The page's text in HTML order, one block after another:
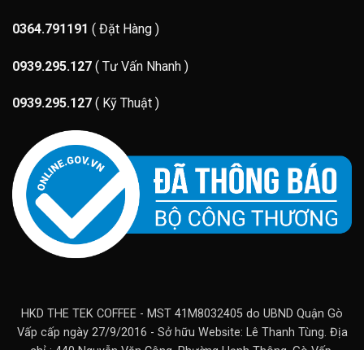
0364.791191 ( Đặt Hàng )
0939.295.127 ( Tư Vấn Nhanh )
0939.295.127 ( Kỹ Thuật )
HKD THE TEK COFFEE - MST 41M8032405 do UBND Quận Gò
Vấp cấp ngày 27/9/2016 - Sở hữu Website: Lê Thanh Tùng. Địa